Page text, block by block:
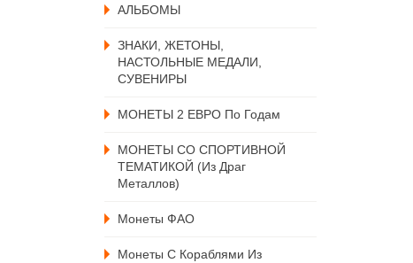
АЛЬБОМЫ
ЗНАКИ, ЖЕТОНЫ,
НАСТОЛЬНЫЕ МЕДАЛИ,
СУВЕНИРЫ
МОНЕТЫ 2 ЕВРО По Годам
МОНЕТЫ СО СПОРТИВНОЙ
ТЕМАТИКОЙ (из Драг
Металлов)
Монеты ФАО
Монеты С Кораблями Из